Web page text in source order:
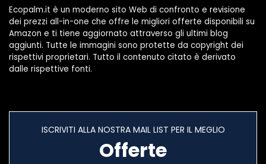
Ecopalm.it è un moderno sito Web di confronto e revisione
dei prezzi all-in-one che offre le migliori offerte disponibili su
Amazon e ti tiene aggiornato attraverso gli ultimi blog
aggiunti. Tutte le immagini sono protette da copyright dei
rispettivi proprietari. Tutto il contenuto citato è derivato
dalle rispettive fonti.
ISCRIVITI ALLA NOSTRA MAIL LIST PER IL MEGLIO
Offerte